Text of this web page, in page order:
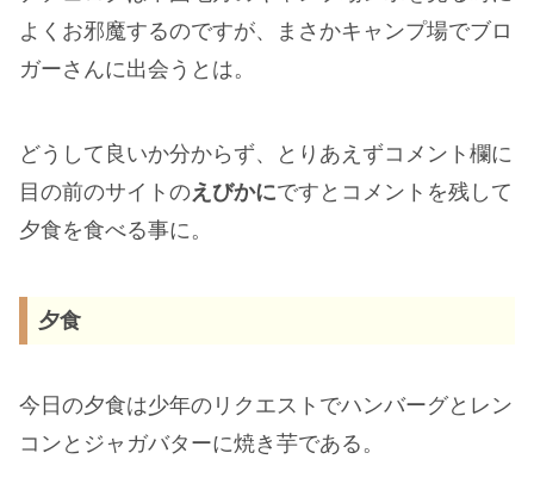
よくお邪魔するのですが、まさかキャンプ場でブロ
ガーさんに出会うとは。
どうして良いか分からず、とりあえずコメント欄に
目の前のサイトのえびかにですとコメントを残して
夕食を食べる事に。
夕食
今日の夕食は少年のリクエストでハンバーグとレン
コンとジャガバターに焼き芋である。